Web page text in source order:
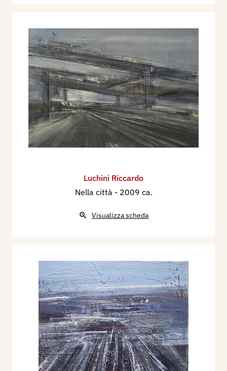
Luchini Riccardo
Nella città - 2009 ca.
Visualizza scheda